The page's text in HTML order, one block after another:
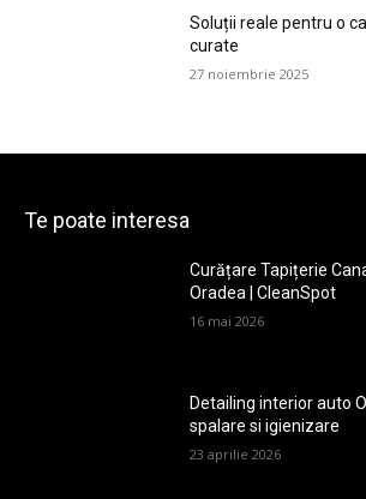
Soluții reale pentru o
curate
27 noiembrie 2025
Te poate interesa
Curățare Tapițerie
Oradea | CleanSpot
16 mai 2026
Detailing interior auto
spalare si igienizare
23 aprilie 2026